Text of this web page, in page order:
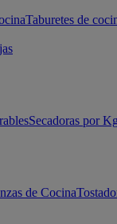
Taburetes de
Secadoras por Kg
de Cocina